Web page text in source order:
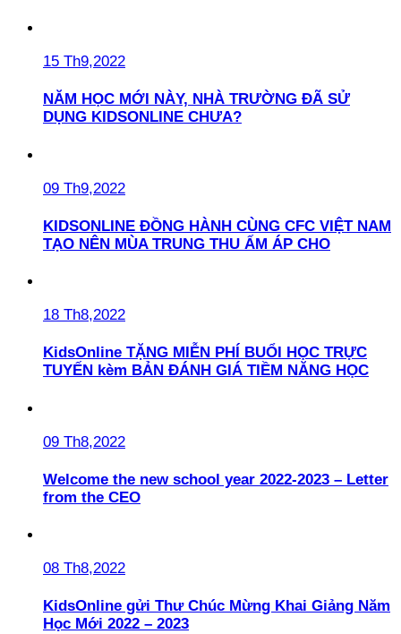
15 Th9,2022
NĂM HỌC MỚI NÀY, NHÀ TRƯỜNG ĐÃ SỬ
DỤNG KIDSONLINE CHƯA?
09 Th9,2022
KIDSONLINE ĐỒNG HÀNH CÙNG CFC VIỆT NAM
TẠO NÊN MÙA TRUNG THU ẤM ÁP CHO
18 Th8,2022
KidsOnline TẶNG MIỄN PHÍ BUỔI HỌC TRỰC
TUYẾN kèm BẢN ĐÁNH GIÁ TIỀM NĂNG HỌC
09 Th8,2022
Welcome the new school year 2022-2023 – Letter
from the CEO
08 Th8,2022
KidsOnline gửi Thư Chúc Mừng Khai Giảng Năm
Học Mới 2022 – 2023